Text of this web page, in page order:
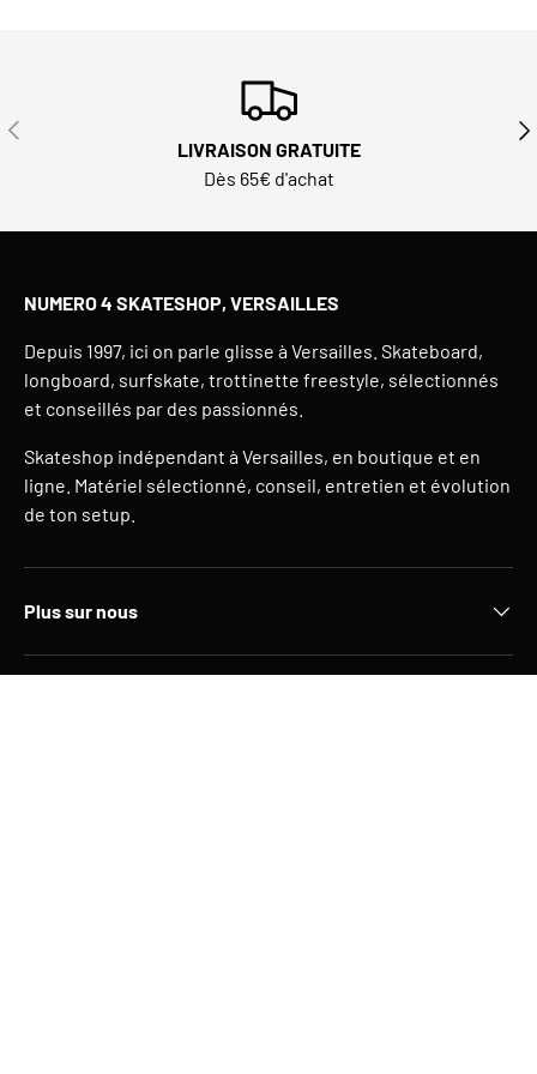
PRÉCÉDENT
LIVRAISON GRATUITE
Dès 65€ d'achat
NUMERO 4 SKATESHOP, VERSAILLES
Depuis 1997, ici on parle glisse à Versailles. Skateboard,
longboard, surfskate, trottinette freestyle, sélectionnés
et conseillés par des passionnés.
Skateshop indépendant à Versailles, en boutique et en
ligne. Matériel sélectionné, conseil, entretien et évolution
de ton setup.
Plus sur nous